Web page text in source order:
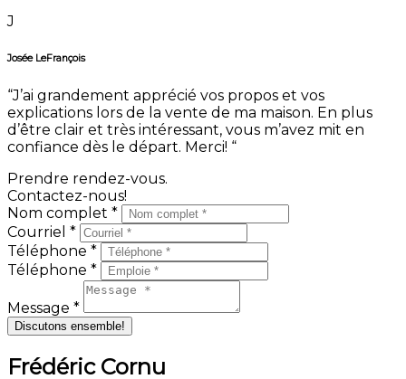
J
Josée LeFrançois
“J’ai grandement apprécié vos propos et vos
explications lors de la vente de ma maison. En plus
d’être clair et très intéressant, vous m’avez mit en
confiance dès le départ. Merci! “
Prendre rendez-vous.
Contactez-nous!
Nom complet *
Courriel *
Téléphone *
Téléphone *
Message *
Discutons ensemble!
Frédéric Cornu